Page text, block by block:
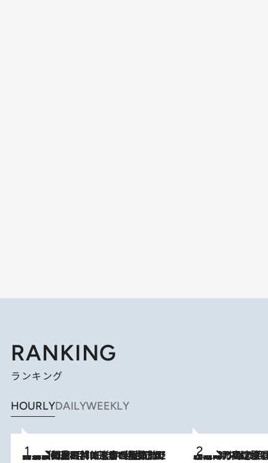
RANKING
ランキング
HOURLYDAILYWEEKLY
2026.8.8
「最後に見られてよかった」上野動物園の東園パンダ舎が解体前に特別公開。8月16日まで延長されたパネル展と共に辿る“半世紀”のパンダ飼育《解体工事の図面あり》 2026.8.7
「湘南乃風に憧れて」観客大盛上がりの“タオル回し”に、ラッパー顔負けの高速歌唱まで…さだまさし（74）のアグレッシブすぎる現在地